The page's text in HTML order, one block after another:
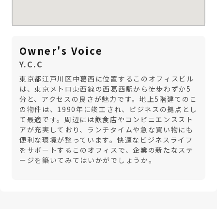
Owner's Voice
Y.C.C
東京都江戸川区中葛西に位置するこのオフィスビル
は、東京メトロ東西線の西葛西駅から徒歩わずか5
分と、アクセスの良さが魅力です。地上5階建てのこ
の物件は、1990年に竣工され、ビジネスの拠点とし
て最適です。周辺には飲食店やコンビニエンススト
アが充実しており、ランチタイムや急な買い物にも
便利な環境が整っています。快適なビジネスライフ
をサポートするこのオフィスで、企業の新たなステ
ージを築いてみてはいかがでしょうか。